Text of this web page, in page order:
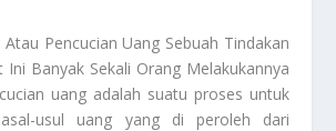
Atau Pencucian Uang Sebuah Tindakan
Ini Banyak Sekali Orang Melakukannya
uang adalah suatu proses untuk
asal-usul uang yang di peroleh dari